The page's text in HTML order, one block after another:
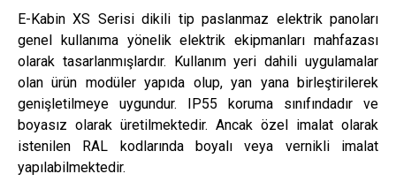
E-Kabin XS Serisi dikili tip paslanmaz elektrik panoları
genel kullanıma yönelik elektrik ekipmanları mahfazası
olarak tasarlanmışlardır. Kullanım yeri dahili uygulamalar
olan ürün modüler yapıda olup, yan yana birleştirilerek
genişletilmeye uygundur. IP55 koruma sınıfındadır ve
boyasız olarak üretilmektedir. Ancak özel imalat olarak
istenilen RAL kodlarında boyalı veya vernikli imalat
yapılabilmektedir.